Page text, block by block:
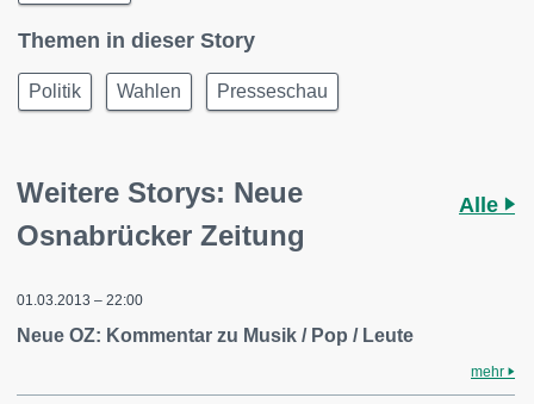
Themen in dieser Story
Politik Wahlen Presseschau
Weitere Storys: Neue
Osnabrücker Zeitung
Alle
01.03.2013 – 22:00
Neue OZ: Kommentar zu Musik / Pop / Leute
mehr